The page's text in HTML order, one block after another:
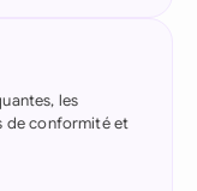
les
de conformité et